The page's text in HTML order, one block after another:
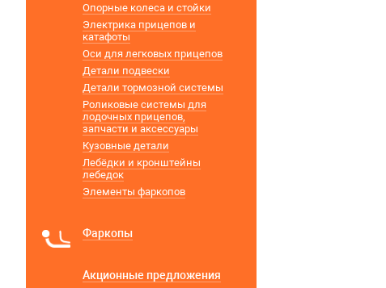
Опорные колеса и стойки
Электрика прицепов и
катафоты
Оси для легковых прицепов
Детали подвески
Детали тормозной системы
Роликовые системы для
лодочных прицепов,
запчасти и аксессуары
Кузовные детали
Лебёдки и кронштейны
лебедок
Элементы фаркопов
Фаркопы
Акционные предложения